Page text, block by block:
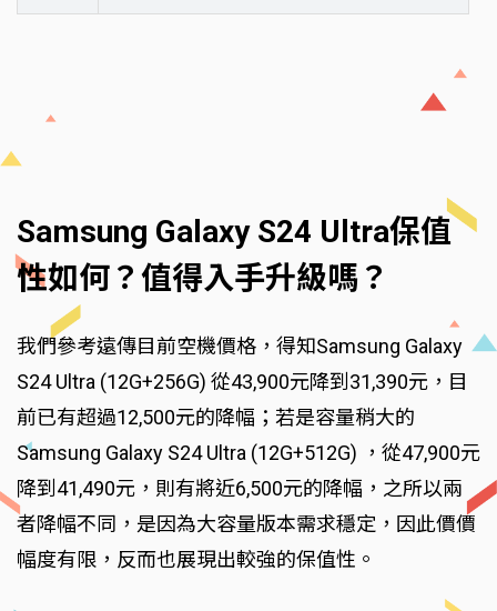
Samsung Galaxy S24 Ultra保值
性如何？值得入手升級嗎？
我們參考遠傳目前空機價格，得知Samsung Galaxy
S24 Ultra (12G+256G) 從43,900元降到31,390元，目
前已有超過12,500元的降幅；若是容量稍大的
Samsung Galaxy S24 Ultra (12G+512G) ，從47,900元
降到41,490元，則有將近6,500元的降幅，之所以兩
者降幅不同，是因為大容量版本需求穩定，因此價價
幅度有限，反而也展現出較強的保值性。